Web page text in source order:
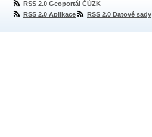
RSS 2.0 Geoportál ČÚZK
RSS 2.0 Aplikace
RSS 2.0 Datové sady